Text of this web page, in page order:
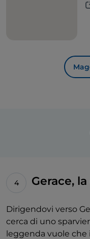
Gerace,
Dirigendovi verso
cerca di uno
leggenda vuole che